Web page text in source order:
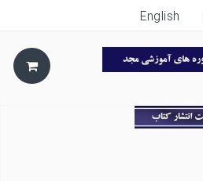
English